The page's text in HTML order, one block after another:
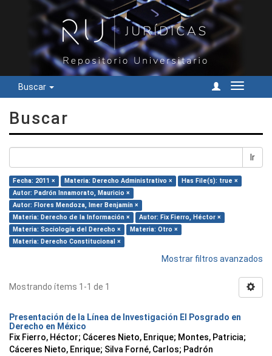
Buscar
Cambiar
Buscar
Ir
Fecha: 2011 × Materia: Derecho Administrativo ×
Has File(s): true ×
Autor: Padrón Innamorato, Mauricio ×
Autor: Flores Mendoza, Imer Benjamín ×
Materia: Derecho de la Información ×
Autor: Fix Fierro, Héctor ×
Materia: Sociología del Derecho ×
Materia: Otro ×
Materia: Derecho Constitucional ×
Mostrar filtros avanzados
Mostrando ítems 1-1 de 1
Presentación de la Línea de Investigación El Posgrado en
Derecho en México
Fix Fierro, Héctor; Cáceres Nieto, Enrique; Montes, Patricia;
Cáceres Nieto, Enrique; Silva Forné, Carlos; Padrón